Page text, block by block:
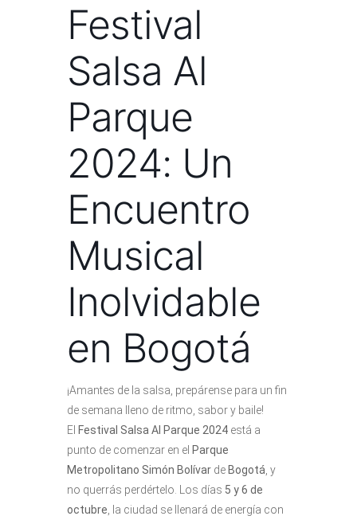
Festival
Salsa Al
Parque
2024: Un
Encuentro
Musical
Inolvidable
en Bogotá
¡Amantes de la salsa, prepárense para un fin
de semana lleno de ritmo, sabor y baile!
El Festival Salsa Al Parque 2024 está a
punto de comenzar en el Parque
Metropolitano Simón Bolívar de Bogotá , y
no querrás perdértelo. Los días 5 y 6 de
octubre , la ciudad se llenará de energía con